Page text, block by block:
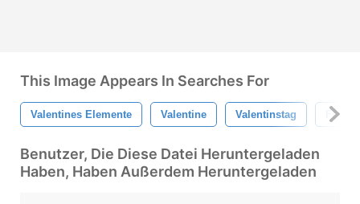
This Image Appears In Searches For
Valentines Elemente Valentine Valentinstag
Benutzer, Die Diese Datei Heruntergeladen
Haben, Haben Außerdem Heruntergeladen